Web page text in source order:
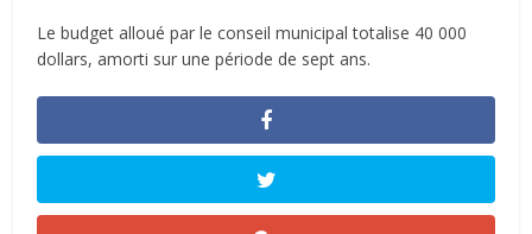
Le budget alloué par le conseil municipal totalise 40 000
dollars, amorti sur une période de sept ans.